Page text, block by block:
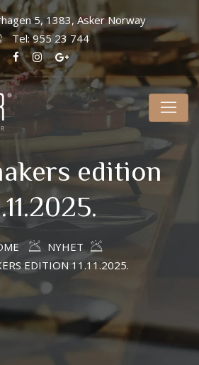
5, 1383, Asker Norway
Tel: 955 23 744
edition
NYHET
EDITION 11.11.2025.